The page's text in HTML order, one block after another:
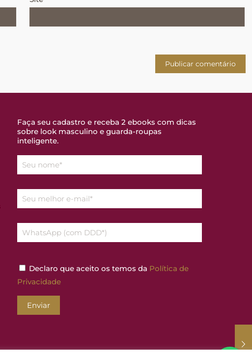
Faça seu cadastro e receba 2 ebooks com dicas
sobre look masculino e guarda-roupas
inteligente.
Declaro que aceito os temos da Política de
Privacidade
Enviar